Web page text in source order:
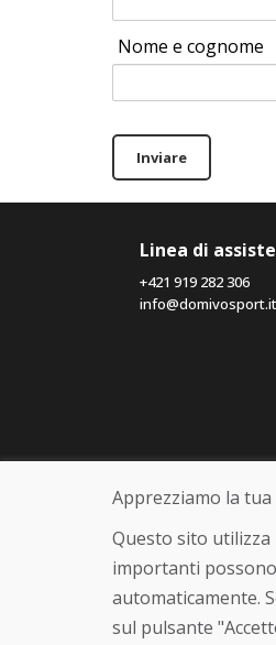
Nome e cognome
Inviare
Linea di
+421 919 282 306
info@domivosport.it
Apprezziamo la tua
Questo sito
importanti
automaticamente.
sul pulsante